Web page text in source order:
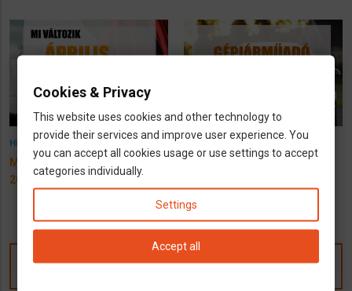
HÍREK 26 March 2026
Mi változik Németországban
2026. áprilisában?
11 February 2026
Német gépjárműadó
Kommentek
Cookies & Privacy
This website uses cookies and other technology to
provide their services and improve user experience. You
you can accept all cookies usage or use settings to accept
categories individually.
Settings
Accept all